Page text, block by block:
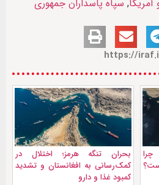
, سپاه پاسداران جمهوری
چرا
بحران تنگه هرمز؛ اختلال در
کمک‌رسانی به افغانستان و تشدید
کمبود غذا و دارو